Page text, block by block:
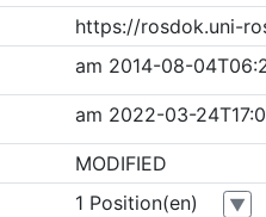
https://rosdok.uni-
am 2014-08-
am 2022-03-
MODIFIED
1 Position(en) ▼